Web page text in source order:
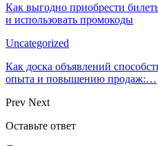
Как выгодно приобрести
и использовать промокоды
Uncategorized
Как доска объявлений
опыта и повышению продаж:…
Prev Next
Оставьте ответ